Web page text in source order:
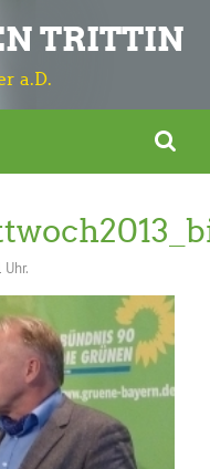
TRITTIN
a.D.